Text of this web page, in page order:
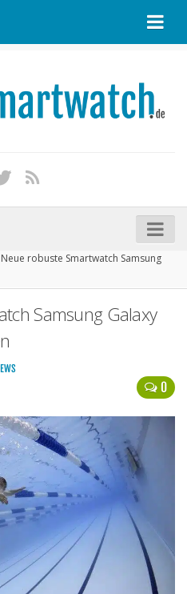
Neue robuste Smartwatch Samsung
Samsung Galaxy
0